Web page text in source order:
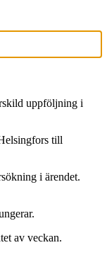
uppföljning i
till
i ärendet.
av veckan.